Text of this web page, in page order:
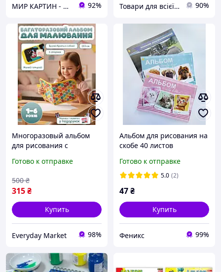
МИР КАРТИН - Первый в Украине интернет-супермаркет картин по номерам. 92% Товари для всієї родини 90%
Многоразовый альбом
для рисования с
Готово к отправке
315₴
500 ₴
Купить
Everyday Market 98%
Альбом для рисования на
скобе 40 листов
Готово к отправке
5.0 (2)
47₴
Купить
Феникс 99%